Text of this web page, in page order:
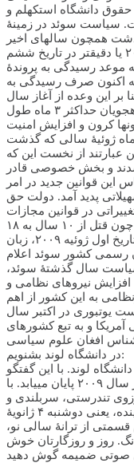
دانشگاه استکهلم و
سیاست سوئد در زمینۀ
همچون سال­های اخیر
دستخوش تلاطم بود. در دومین ماه سال ۲۰۰۹ یا دقیق­تر در تاریخ ششم
موعد رسیدگی به پروندۀ
که اکنون صرف رسیدگی به
بر این وعده از آغاز سال
۲۰۱۰ قرار است رسیدگی به پروندۀ پناهجویان حداکثر ۳ ماه طول
کرون و افزایش امنیت
ژوئیۀ سالی که گذشت
عبارتند از نخست این که
شدند و بخش خصوصی قادر
این قوانین جدید در امر
پدید آمد. دولت حق
در قوانین مجازات
بالاترین میزان حبس برای جرائم سنگینی چون قتل از ۱۰ سال به ۱۸
سال افزایش یافت و سرانجام این که در تاریخ اول ژوئیه ۲۰۰۹، زبان
رسمی کشور سوئد اعلام
سال گذشتۀ سوئد،
افزایش نیروهای نظامی و
به این کشور از اهم
یوتبوری در اکتبر سال
و به تبع کشورهای
افغان علوم سیاسی
در دانشگاه لوند بشنویم:
لوند. با این گفتگو
مرور پژواک بر مهم­ترین مسائل سوئد در سال ۲۰۰۹ پایان می­یابد. با
تندرستی، سربلندی و
شادکامی برای همۀ شما با شما تا سال آینده، یعنی دوشنبه ۴ ژانویۀ
قسمتی از ترانۀ سالی نو،